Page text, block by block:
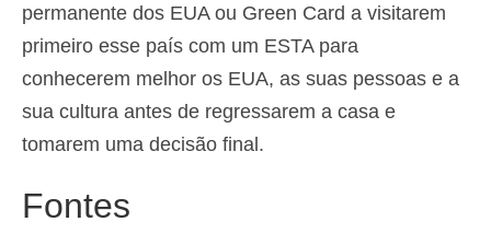
permanente dos EUA ou Green Card a visitarem
primeiro esse país com um ESTA para
conhecerem melhor os EUA, as suas pessoas e a
sua cultura antes de regressarem a casa e
tomarem uma decisão final.
Fontes